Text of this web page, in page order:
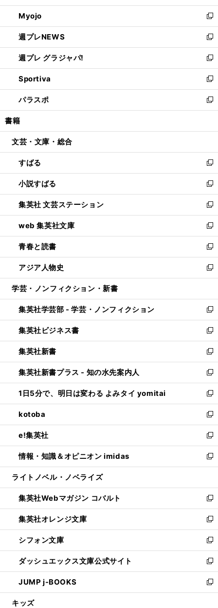
開
く
ウ
で
開
く
ン
ド
ウ
で
開
く
ウ
ィ
ン
ド
ウ
で
開
く
Myojo
新
し
い
ウ
ィ
ン
ド
ウ
で
開
週プレNEWS
新
し
い
ウ
ィ
ン
ド
ウ
開
週プレ グラジャパ!
新
し
い
ウ
ィ
ン
ウ
開
く
Sportiva
新
し
い
ウ
ン
ウ
で
開
く
パラスポ
新
し
ウ
ン
ド
ウ
で
開
く
書籍
文芸・文庫・総合
すばる
新
し
い
ウ
ィ
ン
ド
ウ
で
開
く
小説すばる
新
し
い
ウ
ィ
ン
ド
ウ
で
開
集英社 文芸ステーション
新
し
い
ウ
ィ
ン
ド
ウ
開
く
web 集英社文庫
新
し
い
ウ
ィ
ン
ウ
で
開
く
青春と読書
新
し
い
ウ
ン
ド
ウ
で
開
く
アジア人物史
新
し
ウ
ィ
ン
ド
ウ
で
開
く
学芸・ノンフィクション・新書
集英社学芸部 - 学芸・ノンフィクション
新
し
い
ウ
ィ
ン
ド
ウ
で
開
く
集英社ビジネス書
新
し
い
ウ
ィ
ン
ド
ウ
で
開
く
集英社新書
新
し
い
ウ
ィ
ン
ド
ウ
で
開
く
集英社新書プラス - 知の水先案内人
新
し
い
ウ
ィ
ン
ド
ウ
で
開
1日5分で、明日は変わる よみタイ yomitai
新
し
い
ウ
ィ
ン
ド
ウ
開
く
kotoba
新
し
い
ウ
ィ
ン
ウ
で
開
く
e!集英社
新
し
い
ウ
ン
ド
ウ
で
開
く
情報・知識＆オピニオン imidas
新
し
ウ
ィ
ン
ド
ウ
で
開
く
ライトノベル・ノベライズ
集英社Webマガジン コバルト
新
し
い
ウ
ィ
ン
ド
ウ
で
開
集英社オレンジ文庫
新
し
い
ウ
ィ
ン
ド
ウ
シフォン文庫
新
し
い
ウ
ィ
ン
ダッシュエックス文庫公式サイト
新
し
い
ウ
JUMP j-BOOKS
新
し
キッズ